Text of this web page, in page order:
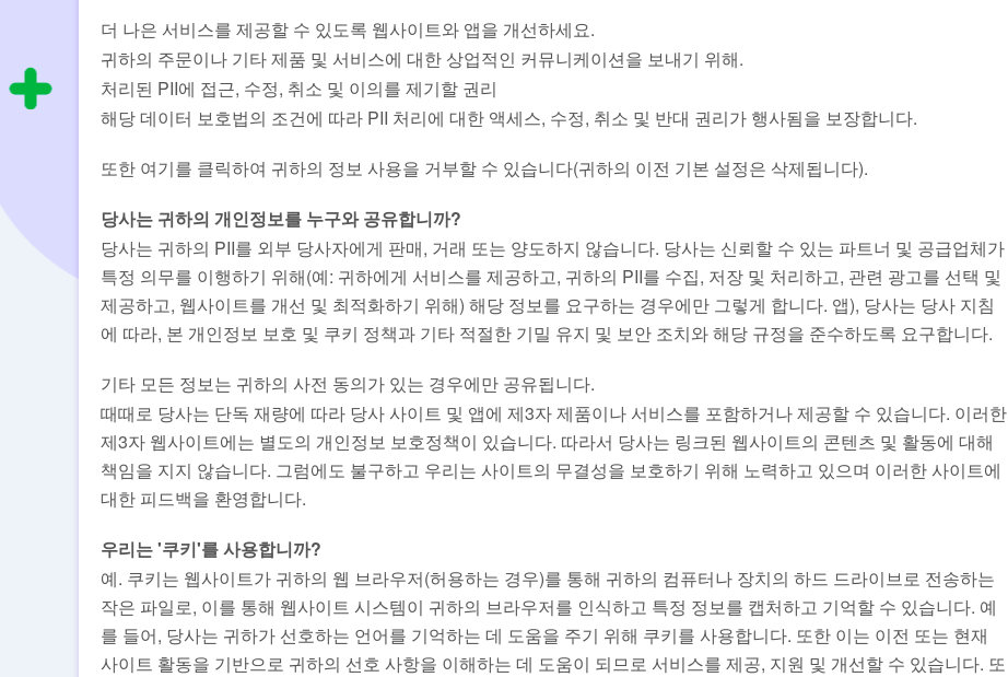
더 나은 서비스를 제공할 수 있도록 웹사이트와 앱을 개선하세요.
귀하의 주문이나 기타 제품 및 서비스에 대한 상업적인 커뮤니케이션을 보내기 위해.
처리된 PII에 접근, 수정, 취소 및 이의를 제기할 권리
해당 데이터 보호법의 조건에 따라 PII 처리에 대한 액세스, 수정, 취소 및 반대 권리가 행사됨을 보장합니다.
또한 여기를 클릭하여 귀하의 정보 사용을 거부할 수 있습니다(귀하의 이전 기본 설정은 삭제됩니다).
당사는 귀하의 개인정보를 누구와 공유합니까?
당사는 귀하의 PII를 외부 당사자에게 판매, 거래 또는 양도하지 않습니다. 당사는 신뢰할 수 있는 파트너 및 공급업체가
특정 의무를 이행하기 위해(예: 귀하에게 서비스를 제공하고, 귀하의 PII를 수집, 저장 및 처리하고, 관련 광고를 선택 및
제공하고, 웹사이트를 개선 및 최적화하기 위해) 해당 정보를 요구하는 경우에만 그렇게 합니다. 앱), 당사는 당사 지침
에 따라, 본 개인정보 보호 및 쿠키 정책과 기타 적절한 기밀 유지 및 보안 조치와 해당 규정을 준수하도록 요구합니다.
기타 모든 정보는 귀하의 사전 동의가 있는 경우에만 공유됩니다.
때때로 당사는 단독 재량에 따라 당사 사이트 및 앱에 제3자 제품이나 서비스를 포함하거나 제공할 수 있습니다. 이러한
제3자 웹사이트에는 별도의 개인정보 보호정책이 있습니다. 따라서 당사는 링크된 웹사이트의 콘텐츠 및 활동에 대해
책임을 지지 않습니다. 그럼에도 불구하고 우리는 사이트의 무결성을 보호하기 위해 노력하고 있으며 이러한 사이트에
대한 피드백을 환영합니다.
우리는 '쿠키'를 사용합니까?
예. 쿠키는 웹사이트가 귀하의 웹 브라우저(허용하는 경우)를 통해 귀하의 컴퓨터나 장치의 하드 드라이브로 전송하는
작은 파일로, 이를 통해 웹사이트 시스템이 귀하의 브라우저를 인식하고 특정 정보를 캡처하고 기억할 수 있습니다. 예
를 들어, 당사는 귀하가 선호하는 언어를 기억하는 데 도움을 주기 위해 쿠키를 사용합니다. 또한 이는 이전 또는 현재
사이트 활동을 기반으로 귀하의 선호 사항을 이해하는 데 도움이 되므로 서비스를 제공, 지원 및 개선할 수 있습니다. 또